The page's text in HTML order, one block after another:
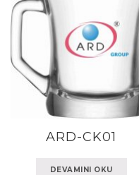
ARD-CK01
DEVAMINI OKU